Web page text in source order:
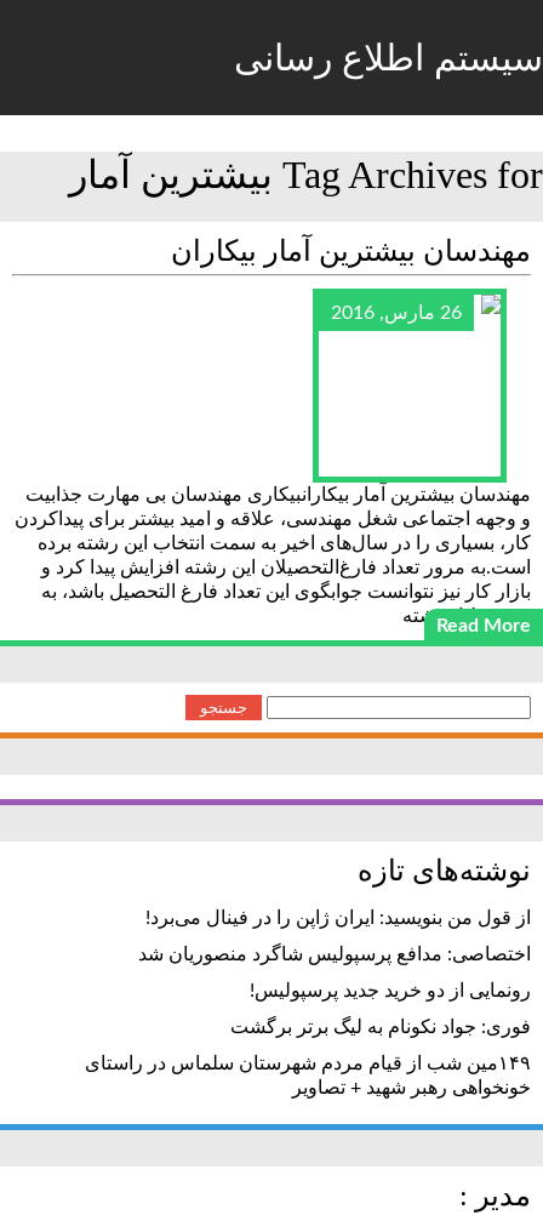
سیستم اطلاع رسانی
Tag Archives for بیشترین آمار
مهندسان بیشترین آمار بیکاران
26 مارس, 2016
مهندسان بیشترین آمار بیکارانبیکاری مهندسان بی‌ مهارت جذابیت
و وجهه اجتماعی شغل مهندسی، علاقه و امید بیشتر برای پیداکردن
کار، بسیاری را در سال‌های اخیر به سمت انتخاب این رشته برده
است.به مرور تعداد فارغ‌التحصیلان این رشته افزایش پیدا کرد و
بازار کار نیز نتوانست جوابگوی این تعداد فارغ التحصیل باشد، به
همین دلیل رشته
Read More
برای:
نوشته‌های تازه
از قول من بنویسید: ایران ژاپن را در فینال می‌برد!
اختصاصی: مدافع پرسپولیس شاگرد منصوریان شد
رونمایی از دو خرید جدید پرسپولیس!
فوری: جواد نکونام به لیگ برتر برگشت
۱۴۹مین شب از قیام مردم شهرستان سلماس در راستای
خونخواهی رهبر شهید + تصاویر
مدیر :